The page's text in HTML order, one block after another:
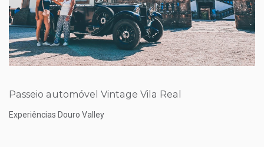
Preço desde
75.00 €
Passeio automóvel Vintage Vila Real
Experiências Douro Valley